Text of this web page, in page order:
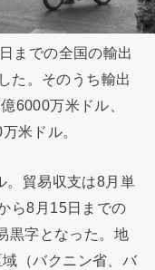
までの全国の輸出
た。そのうち輸出
6000万米ドル、
米ドル。
。貿易収支は8月単
ら8月15日までの
黒字となった。地
（バクニン省、バ